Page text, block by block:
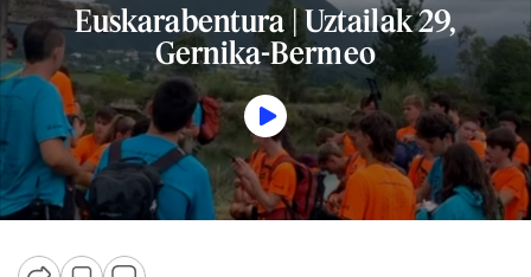
Euskarabentura | Uztailak 29,
Gernika-Bermeo